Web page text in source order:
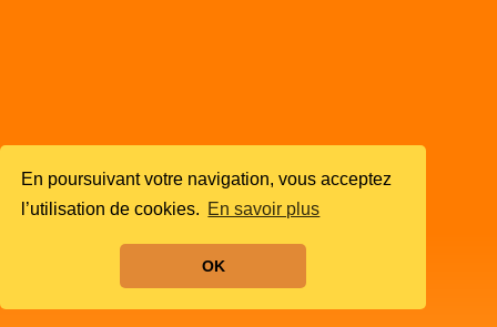
En poursuivant votre navigation, vous acceptez
l’utilisation de cookies. En savoir plus
OK